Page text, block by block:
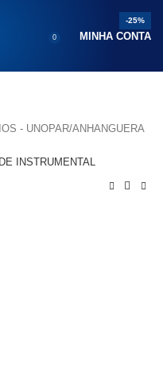
0 MINHA CONTA
- UNOPAR/ANHANGUERA
INSTRUMENTAL
-25%